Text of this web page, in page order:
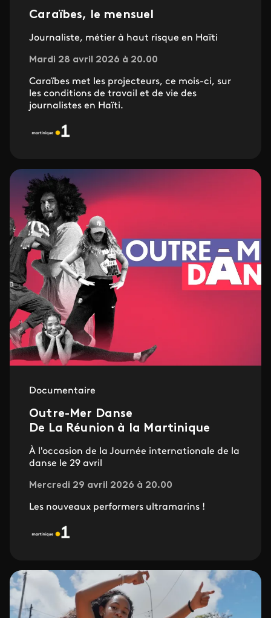
Caraïbes, le mensuel
Journaliste, métier à haut risque en Haïti
Mardi 28 avril 2026 à 20.00
Caraïbes met les projecteurs, ce mois-ci, sur
les conditions de travail et de vie des
journalistes en Haïti.
Documentaire
Outre-Mer Danse
De La Réunion à la Martinique
À l'occasion de la Journée internationale de la
danse le 29 avril
Mercredi 29 avril 2026 à 20.00
Les nouveaux performers ultramarins !